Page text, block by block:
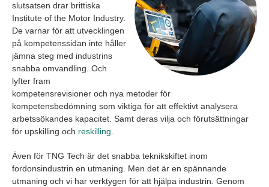
slutsatsen drar brittiska
Institute of the Motor Industry.
De varnar för att utvecklingen
på kompetenssidan inte håller
jämna steg med industrins
snabba omvandling. Och
lyfter fram
kompetensrevisioner och nya metoder för
kompetensbedömning som viktiga för att effektivt analysera
arbetssökandes kapacitet. Samt deras vilja och förutsättningar
för upskilling och reskilling.
Även för TNG Tech är det snabba teknikskiftet inom
fordonsindustrin en utmaning. Men det är en spännande
utmaning och vi har verktygen för att hjälpa industrin. Genom